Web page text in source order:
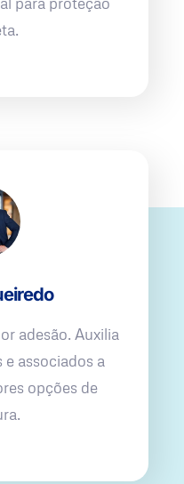
adesão. Auxilia
associados a
opções de